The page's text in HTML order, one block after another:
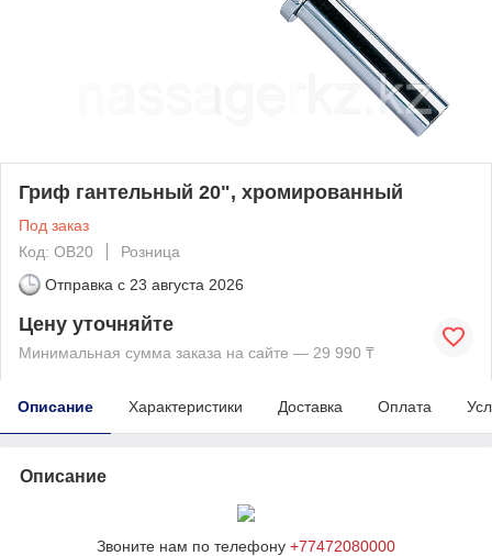
Гриф гантельный 20", хромированный
Под заказ
Код: OB20
Розница
Отправка с 23 августа 2026
Цену уточняйте
Минимальная сумма заказа на сайте — 29 990 ₸
Описание Характеристики Доставка Оплата
Описание
Звоните нам по телефону +77472080000